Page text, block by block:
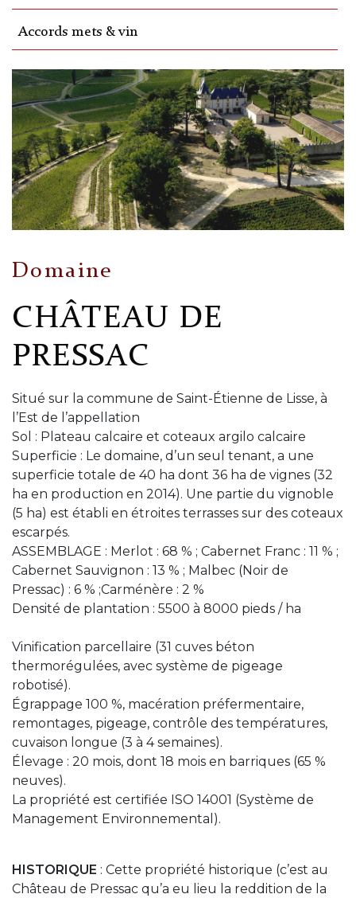
Accords mets & vin
Domaine
CHÂTEAU DE
PRESSAC
Situé sur la commune de Saint-Étienne de Lisse, à
l’Est de l’appellation
Sol : Plateau calcaire et coteaux argilo calcaire
Superficie : Le domaine, d’un seul tenant, a une
superficie totale de 40 ha dont 36 ha de vignes (32
ha en production en 2014). Une partie du vignoble
(5 ha) est établi en étroites terrasses sur des coteaux
escarpés.
ASSEMBLAGE : Merlot : 68 % ; Cabernet Franc : 11 % ;
Cabernet Sauvignon : 13 % ; Malbec (Noir de
Pressac) : 6 % ;Carménère : 2 %
Densité de plantation : 5500 à 8000 pieds / ha
Vinification parcellaire (31 cuves béton
thermorégulées, avec système de pigeage
robotisé).
Égrappage 100 %, macération préfermentaire,
remontages, pigeage, contrôle des températures,
cuvaison longue (3 à 4 semaines).
Élevage : 20 mois, dont 18 mois en barriques (65 %
neuves).
La propriété est certifiée ISO 14001 (Système de
Management Environnemental).
HISTORIQUE : Cette propriété historique (c’est au
Château de Pressac qu’a eu lieu la reddition de la